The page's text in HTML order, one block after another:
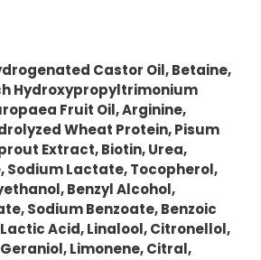
Castor Oil, Betaine,
Hydroxypropyltrimonium
Fruit Oil, Arginine,
Wheat Protein, Pisum
Extract, Biotin, Urea,
Sodium Lactate, Tocopherol,
Benzyl Alcohol,
Sodium Benzoate, Benzoic
Acid, Linalool, Citronellol,
Limonene, Citral,